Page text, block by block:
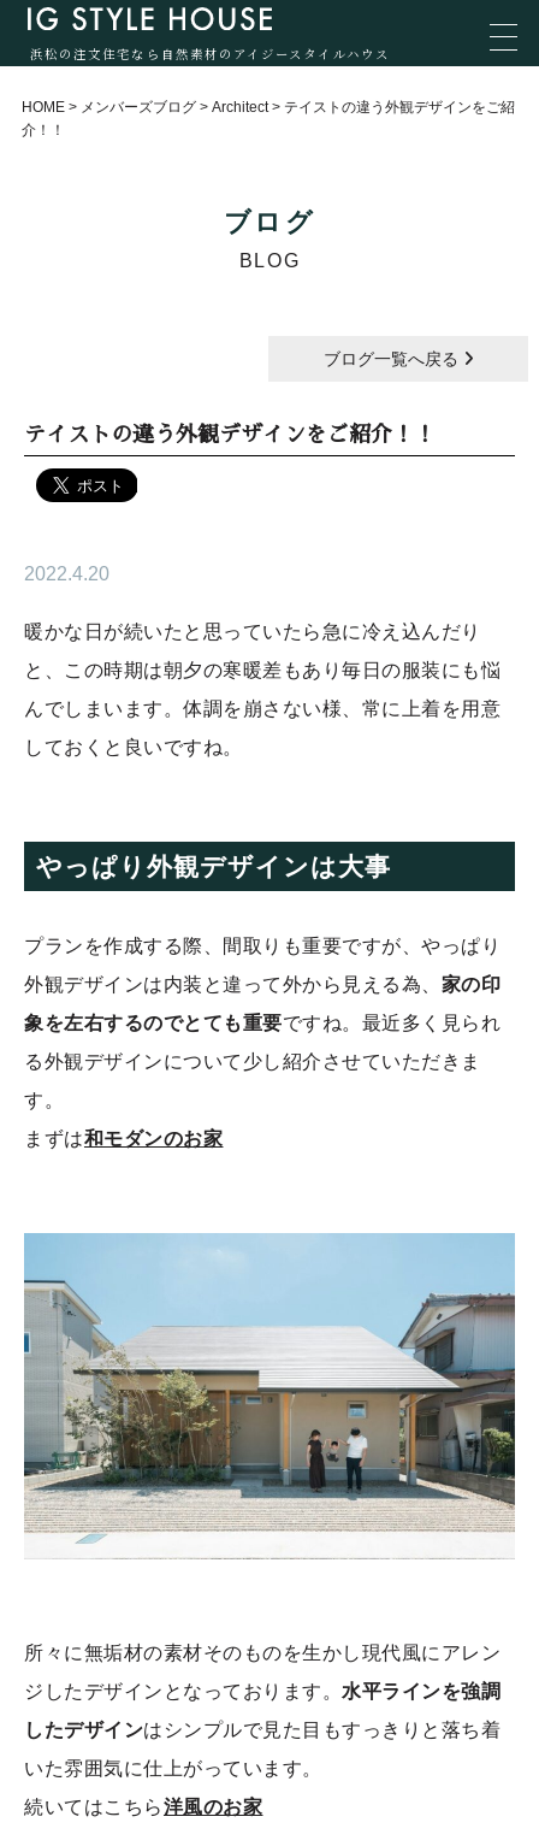
浜松の注文住宅なら自然素材のアイジースタイルハウス
HOME > メンバーズブログ > Architect > テイストの違う外観デザインをご紹
介！！
ブログ
BLOG
ブログ一覧へ戻る
テイストの違う外観デザインをご紹介！！
2022.4.20
暖かな日が続いたと思っていたら急に冷え込んだり
と、この時期は朝夕の寒暖差もあり毎日の服装にも悩
んでしまいます。体調を崩さない様、常に上着を用意
しておくと良いですね。
やっぱり外観デザインは大事
プランを作成する際、間取りも重要ですが、やっぱり
外観デザインは内装と違って外から見える為、 家の印
象を左右するのでとても重要ですね。最近多く見られ
る外観デザインについて少し紹介させていただきま
す。
まずは和モダンのお家
所々に無垢材の素材そのものを生かし現代風にアレン
ジしたデザインとなっております。 水平ラインを強調
したデザインはシンプルで見た目もすっきりと落ち着
いた雰囲気に仕上がっています。
続いてはこちら洋風のお家